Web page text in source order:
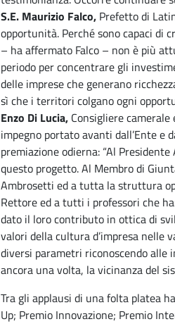
S.E. Maurizio Falco, Prefetto di
opportunità. Perché sono capaci di
– ha affermato Falco – non è più
periodo per concentrare gli
delle imprese che generano
sì che i territori colgano ogni
Enzo Di Lucia,Consigliere camerale
impegno portato avanti dall’Ente e
premiazione odierna: “Al
questo progetto. Al Membro di
Ambrosetti ed a tutta la struttura
Rettore ed a tutti i professori che
dato il loro contributo in ottica di
valori della cultura d’impresa nelle
diversi parametri riconoscendo alle
ancora una volta, la vicinanza del
Tra gli applausi di una folta platea
Up; Premio Innovazione; Premio